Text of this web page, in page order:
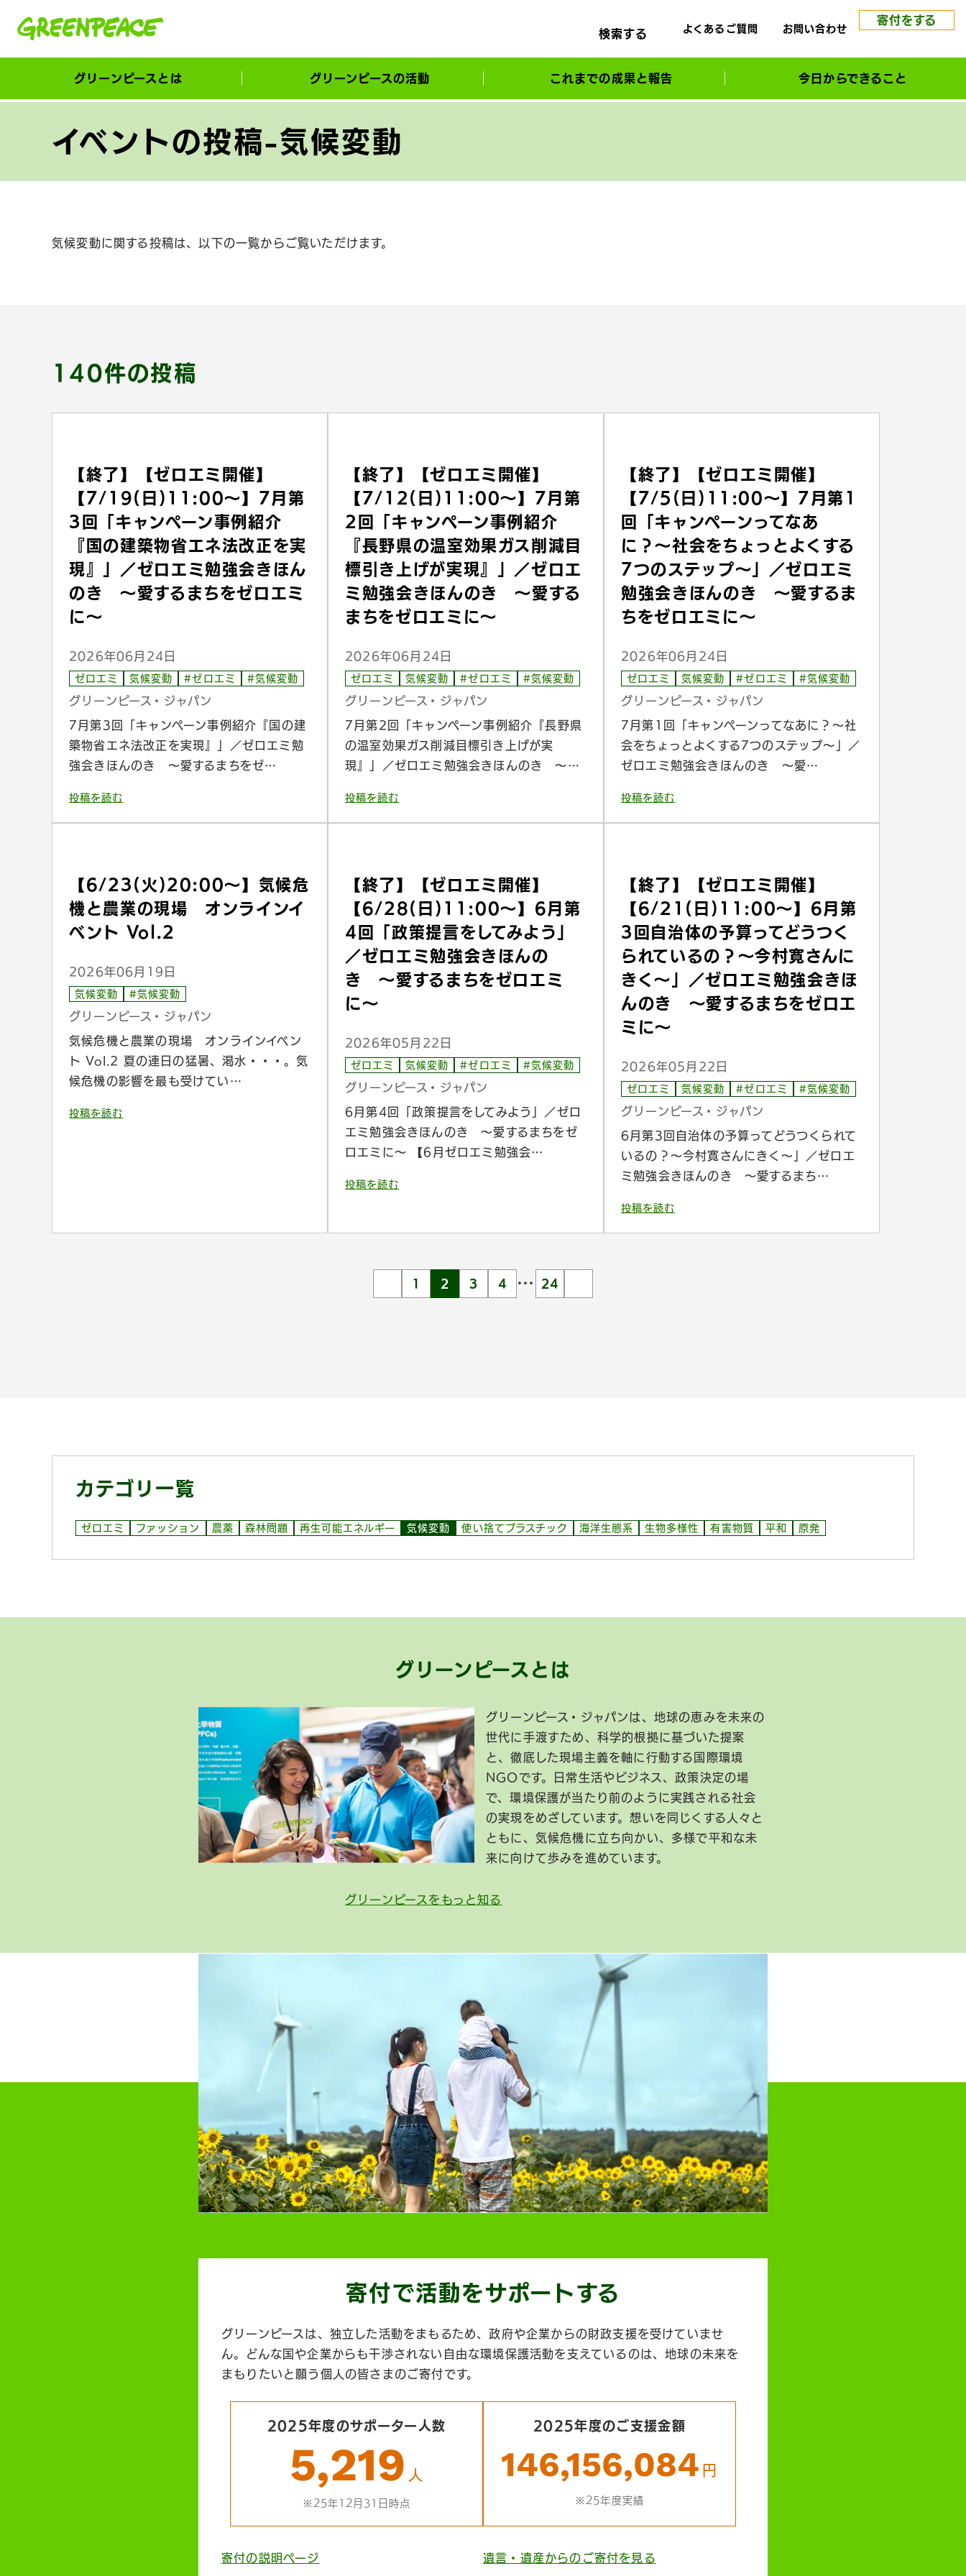
検索する よくあるご質問 お問い合わせ
寄付をする
グリーンピースとは グリーンピースの活動 これまでの成果と報告 今日からできること
イベントの投稿-気候変動
気候変動に関する投稿は、以下の一覧からご覧いただけます。
140件の投稿
【終了】【ゼロエミ開催】
【7/19(日)11:00〜】7月第
3回「キャンペーン事例紹介
『国の建築物省エネ法改正を実
現』」／ゼロエミ勉強会きほん
のき 〜愛するまちをゼロエミ
に〜
2026年06月24日
ゼロエミ 気候変動 #ゼロエミ #気候変動
グリーンピース・ジャパン
7月第3回「キャンペーン事例紹介『国の建
築物省エネ法改正を実現』」／ゼロエミ勉
強会きほんのき 〜愛するまちをゼ…
投稿を読む
【終了】【ゼロエミ開催】
【7/12(日)11:00〜】7月第
2回「キャンペーン事例紹介
『長野県の温室効果ガス削減目
標引き上げが実現』」／ゼロエ
ミ勉強会きほんのき 〜愛する
まちをゼロエミに〜
2026年06月24日
ゼロエミ 気候変動 #ゼロエミ #気候変動
グリーンピース・ジャパン
7月第2回「キャンペーン事例紹介『長野県
の温室効果ガス削減目標引き上げが実
現』」／ゼロエミ勉強会きほんのき 〜…
投稿を読む
【終了】【ゼロエミ開催】
【7/5(日)11:00〜】7月第1
回「キャンペーンってなあ
に？〜社会をちょっとよくする
7つのステップ〜」／ゼロエミ
勉強会きほんのき 〜愛するま
ちをゼロエミに〜
2026年06月24日
ゼロエミ 気候変動 #ゼロエミ #気候変動
グリーンピース・ジャパン
7月第1回「キャンペーンってなあに？〜社
会をちょっとよくする7つのステップ〜」／
ゼロエミ勉強会きほんのき 〜愛…
投稿を読む
【6/23(火)20:00〜】気候危
機と農業の現場 オンラインイ
ベント Vol.2
2026年06月19日
気候変動 #気候変動
グリーンピース・ジャパン
気候危機と農業の現場 オンラインイベン
ト Vol.2 夏の連日の猛暑、渇水・・・。気
候危機の影響を最も受けてい…
投稿を読む
【終了】【ゼロエミ開催】
【6/28(日)11:00〜】6月第
4回「政策提言をしてみよう」
／ゼロエミ勉強会きほんの
き 〜愛するまちをゼロエミ
に〜
2026年05月22日
ゼロエミ 気候変動 #ゼロエミ #気候変動
グリーンピース・ジャパン
6月第4回「政策提言をしてみよう」／ゼロ
エミ勉強会きほんのき 〜愛するまちをゼ
ロエミに〜 【6月ゼロエミ勉強会…
投稿を読む
【終了】【ゼロエミ開催】
【6/21(日)11:00〜】6月第
3回自治体の予算ってどうつく
られているの？〜今村寛さんに
きく〜」／ゼロエミ勉強会きほ
んのき 〜愛するまちをゼロエ
ミに〜
2026年05月22日
ゼロエミ 気候変動 #ゼロエミ #気候変動
グリーンピース・ジャパン
6月第3回自治体の予算ってどうつくられて
いるの？〜今村寛さんにきく〜」／ゼロエ
ミ勉強会きほんのき 〜愛するまち…
投稿を読む
1 2 3 4 … 24
カテゴリ一覧
ゼロエミ ファッション 農薬 森林問題 再生可能エネルギー 気候変動 使い捨てプラスチック 海洋生態系 生物多様性 有害物質 平和 原発
グリーンピースとは
グリーンピース・ジャパンは、地球の恵みを未来の
世代に手渡すため、科学的根拠に基づいた提案
と、徹底した現場主義を軸に行動する国際環境
NGOです。日常生活やビジネス、政策決定の場
で、環境保護が当たり前のように実践される社会
の実現をめざしています。想いを同じくする人々と
ともに、気候危機に立ち向かい、多様で平和な未
来に向けて歩みを進めています。
グリーンピースをもっと知る
寄付で活動をサポートする
グリーンピースは、独立した活動をまもるため、政府や企業からの財政支援を受けていませ
ん。どんな国や企業からも干渉されない自由な環境保護活動を支えているのは、地球の未来を
まもりたいと願う個人の皆さまのご寄付です。
2025年度のサポーター人数
5,219 人
※25年12月31日時点
2025年度のご支援金額
146,156,084 円
※25年度実績
寄付の説明ページ 遺言・遺産からのご寄付を見る